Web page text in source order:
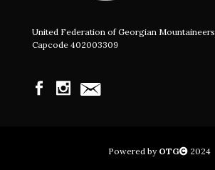
United Federation of Georgian Mountaineers
Capcode 402003309
Powered byOTG 2024